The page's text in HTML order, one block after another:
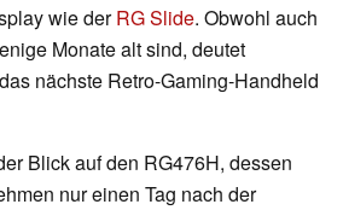
wie derRG Slide. Obwohl auch
Monate alt sind, deutet
nächste Retro-Gaming-Handheld
Blick auf den RG476H, dessen
nur einen Tag nach der